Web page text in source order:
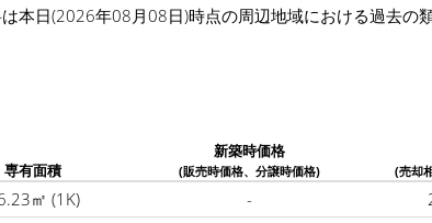
本日(2026年08月08日)時点の周辺地域における過去の
専有面積
新築時価格
(販売時価格、分譲時価格) (売却
㎡ (1K) -